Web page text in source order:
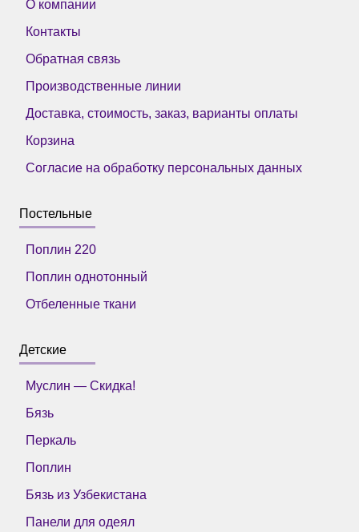
О компании
Контакты
Обратная связь
Производственные линии
Доставка, стоимость, заказ, варианты оплаты
Корзина
Согласие на обработку персональных данных
Постельные
Поплин 220
Поплин однотонный
Отбеленные ткани
Детские
Муслин — Скидка!
Бязь
Перкаль
Поплин
Бязь из Узбекистана
Панели для одеял